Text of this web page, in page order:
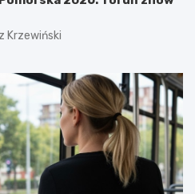
Krzewiński